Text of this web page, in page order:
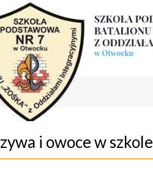
i owoce w szkole